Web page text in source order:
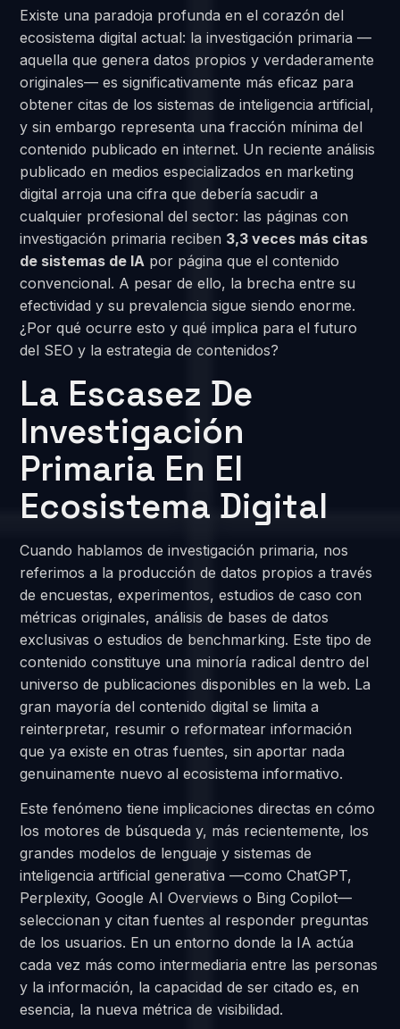
Existe una paradoja profunda en el corazón del
ecosistema digital actual: la investigación primaria —
aquella que genera datos propios y verdaderamente
originales— es significativamente más eficaz para
obtener citas de los sistemas de inteligencia artificial,
y sin embargo representa una fracción mínima del
contenido publicado en internet. Un reciente análisis
publicado en medios especializados en marketing
digital arroja una cifra que debería sacudir a
cualquier profesional del sector: las páginas con
investigación primaria reciben 3,3 veces más citas
de sistemas de IA por página que el contenido
convencional. A pesar de ello, la brecha entre su
efectividad y su prevalencia sigue siendo enorme.
¿Por qué ocurre esto y qué implica para el futuro
del SEO y la estrategia de contenidos?
La Escasez De
Investigación
Primaria En El
Ecosistema Digital
Cuando hablamos de investigación primaria, nos
referimos a la producción de datos propios a través
de encuestas, experimentos, estudios de caso con
métricas originales, análisis de bases de datos
exclusivas o estudios de benchmarking. Este tipo de
contenido constituye una minoría radical dentro del
universo de publicaciones disponibles en la web. La
gran mayoría del contenido digital se limita a
reinterpretar, resumir o reformatear información
que ya existe en otras fuentes, sin aportar nada
genuinamente nuevo al ecosistema informativo.
Este fenómeno tiene implicaciones directas en cómo
los motores de búsqueda y, más recientemente, los
grandes modelos de lenguaje y sistemas de
inteligencia artificial generativa —como ChatGPT,
Perplexity, Google AI Overviews o Bing Copilot—
seleccionan y citan fuentes al responder preguntas
de los usuarios. En un entorno donde la IA actúa
cada vez más como intermediaria entre las personas
y la información, la capacidad de ser citado es, en
esencia, la nueva métrica de visibilidad.